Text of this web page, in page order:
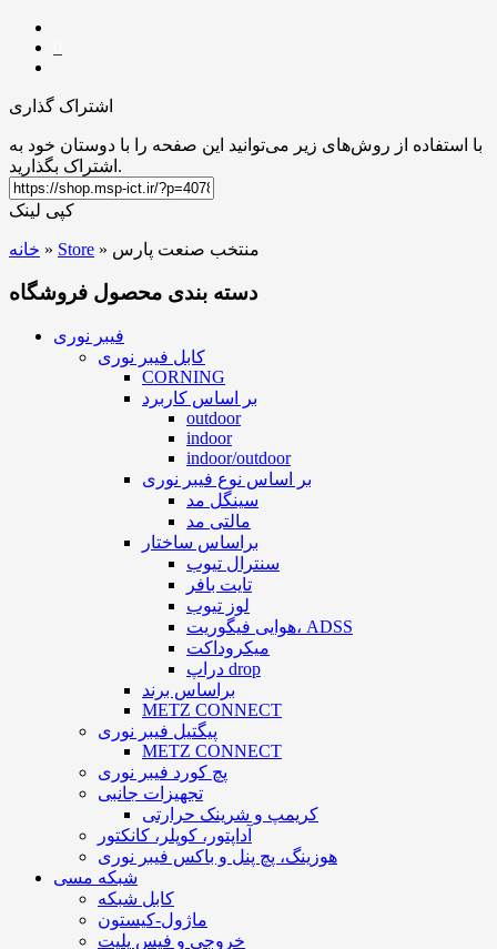
اشتراک گذاری
با استفاده از روش‌های زیر می‌توانید این صفحه را با دوستان خود به
اشتراک بگذارید.
کپی لینک
خانه » Store » منتخب صنعت پارس
دسته بندی محصول فروشگاه
فیبر نوری
کابل فیبر نوری
CORNING
بر اساس کاربرد
outdoor
indoor
indoor/outdoor
بر اساس نوع فیبر نوری
سینگل مد
مالتی مد
براساس ساختار
سنترال تیوب
تایت بافر
لوز تیوب
هوایی فیگوریت، ADSS
میکروداکت
دراپ drop
براساس برند
METZ CONNECT
پیگتیل فیبر نوری
METZ CONNECT
پچ کورد فیبر نوری
تجهیزات جانبی
کریمپ و شرینک حرارتی
آداپتور، کوپلر، کانکتور
هوزینگ، پچ پنل و باکس فیبر نوری
شبکه مسی
کابل شبکه
ماژول-کیستون
خروجی و فیس پلیت